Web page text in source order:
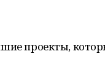
проекты,